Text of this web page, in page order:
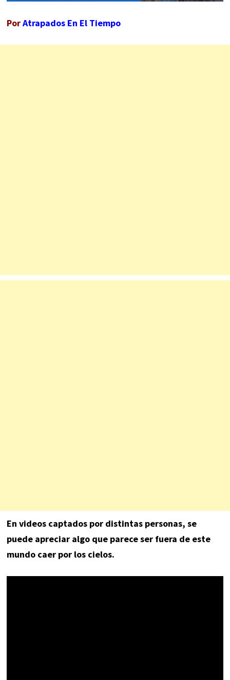
PorAtrapados En El Tiempo
En videos captados por distintas personas, se
puede apreciar algo que parece ser fuera de este
mundo caer por los cielos.